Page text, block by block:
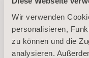
Wir verwenden
personalisieren,
zu können und die
analysieren.
Maria Nilsson, EVP
Tel: +46 734 244 515
Email: maria.nilsson@arjo.com